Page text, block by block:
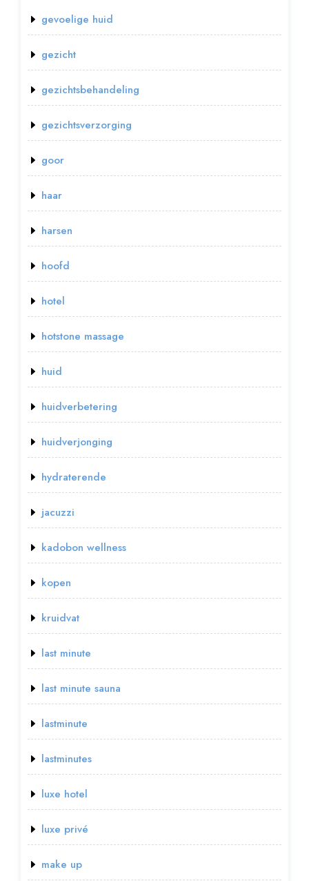
gevoelige huid
gezicht
gezichtsbehandeling
gezichtsverzorging
goor
haar
harsen
hoofd
hotel
hotstone massage
huid
huidverbetering
huidverjonging
hydraterende
jacuzzi
kadobon wellness
kopen
kruidvat
last minute
last minute sauna
lastminute
lastminutes
luxe hotel
luxe privé
make up